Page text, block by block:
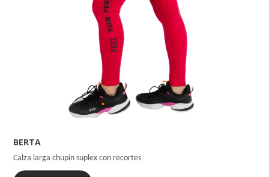
BERTA
Calza larga chupin suplex con recortes